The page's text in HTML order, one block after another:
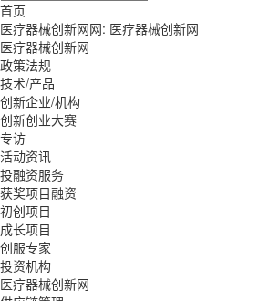
首页
医疗器械创新网网: 医疗器械创新网
医疗器械创新网
政策法规
技术/产品
创新企业/机构
创新创业大赛
专访
活动资讯
投融资服务
获奖项目融资
初创项目
成长项目
创服专家
投资机构
医疗器械创新网